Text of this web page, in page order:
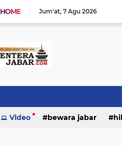
HOME Jum'at 7 Agu 2026
Video bewara jabar